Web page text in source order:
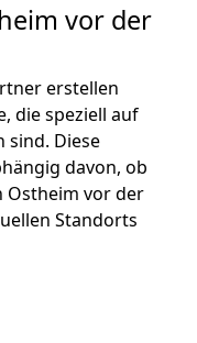
vor der
erstellen
die speziell auf
sind. Diese
davon, ob
Ostheim vor der
Standorts